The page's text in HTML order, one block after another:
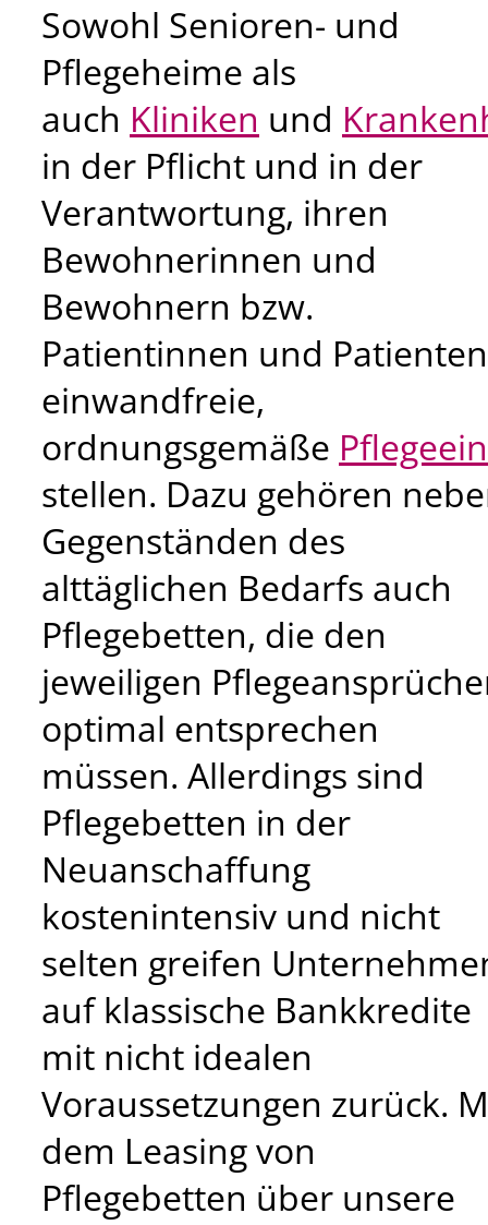
Sowohl Senioren- und
Pflegeheime als
auch Kliniken und
in der Pflicht und in der
Verantwortung, ihren
Bewohnerinnen und
Bewohnern bzw.
Patientinnen und Patienten
einwandfreie,
ordnungsgemäße
stellen. Dazu gehören
Gegenständen des
alttäglichen Bedarfs auch
Pflegebetten, die den
jeweiligen
optimal entsprechen
müssen. Allerdings sind
Pflegebetten in der
Neuanschaffung
kostenintensiv und nicht
selten greifen
auf klassische Bankkredite
mit nicht idealen
Voraussetzungen zurück.
dem Leasing von
Pflegebetten über unsere